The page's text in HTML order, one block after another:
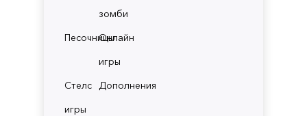
зомби
ПесочницыОнлайн
игры
Стелс
игры
Дополнения